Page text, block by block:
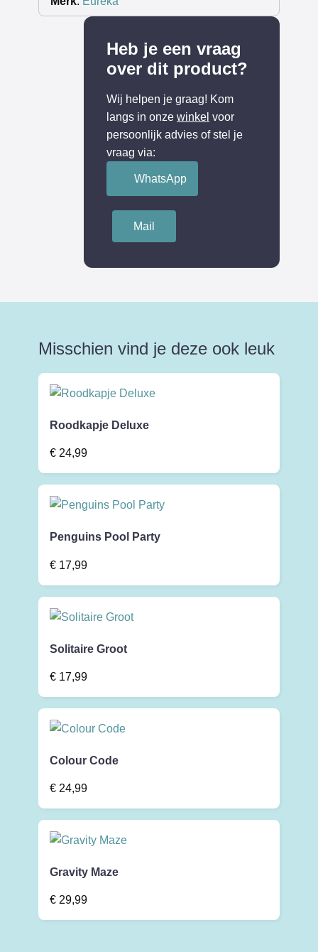
Heb je een vraag
over dit product?
Wij helpen je graag! Kom
langs in onze winkel voor
persoonlijk advies of stel je
vraag via:
WhatsApp
Mail
Misschien vind je deze ook leuk
Roodkapje Deluxe
€ 24,99
Penguins Pool Party
€ 17,99
Solitaire Groot
€ 17,99
Colour Code
€ 24,99
Gravity Maze
€ 29,99